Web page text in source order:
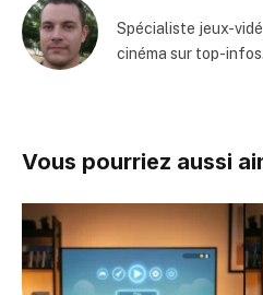
Spécialiste jeux-
cinéma sur top-
Vous pourriez aussi